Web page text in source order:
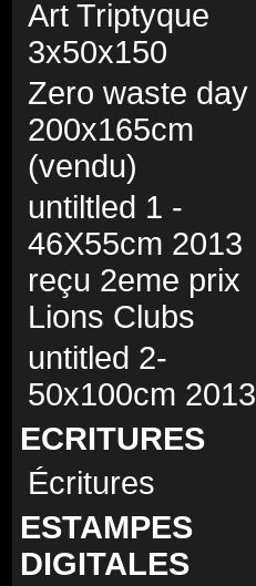
Art Triptyque
3x50x150
Zero waste day
200x165cm
(vendu)
untiltled 1 -
46X55cm 2013
reçu 2eme prix
Lions Clubs
untitled 2-
50x100cm 2013
ECRITURES
Écritures
ESTAMPES
DIGITALES